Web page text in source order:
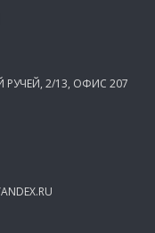
2/13, ОФИС 207